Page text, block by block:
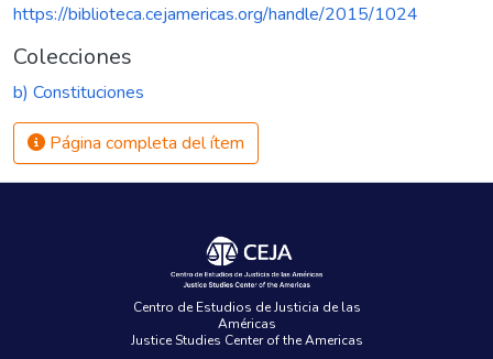
https://biblioteca.cejamericas.org/handle/2015/1024
Colecciones
b) Constituciones
Página completa del ítem
Centro de Estudios de Justicia de las
Américas
Justice Studies Center of the Americas